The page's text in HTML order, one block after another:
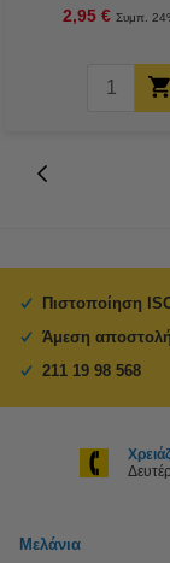
2,95 € Συμπ.
Πιστοποίηση
Άμεση
211 19 98 568
Μελάνια